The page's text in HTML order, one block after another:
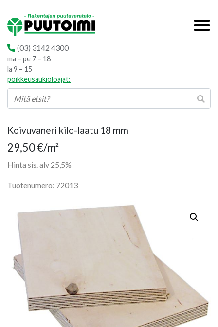
(03) 3142 4300
ma – pe 7 – 18
la 9 – 15
poikkeusaukioloajat:
Koivuvaneri kilo-laatu 18 mm
29,50€/m²
Hinta sis. alv 25,5%
Tuotenumero: 72013